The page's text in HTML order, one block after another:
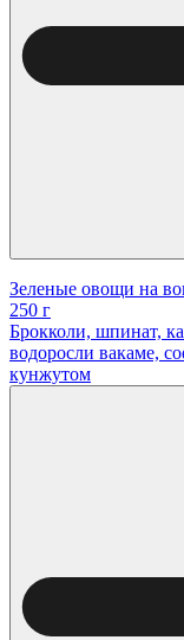
Зеленые овощи на
250 г
Брокколи, шпинат,
водоросли вакаме,
кунжутом